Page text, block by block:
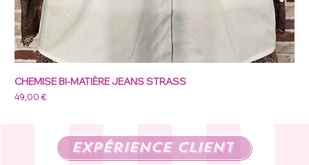
CHEMISE BI-MATIÈRE JEANS STRASS
Prix
49,00 €
expérience client